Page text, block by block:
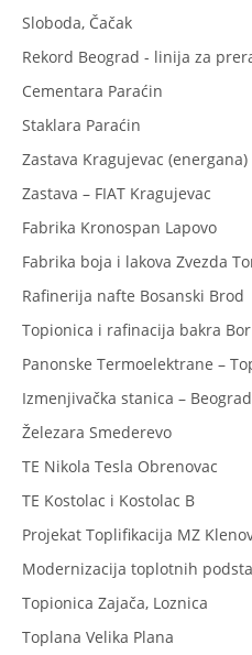
Sloboda, Čačak
Rekord Beograd - linija za
Cementara Paraćin
Staklara Paraćin
Zastava Kragujevac (energana)
Zastava – FIAT Kragujevac
Fabrika Kronospan Lapovo
Fabrika boja i lakova Zvezda
Rafinerija nafte Bosanski Brod
Topionica i rafinacija bakra Bor
Panonske Termoelektrane –
Izmenjivačka stanica –
Železara Smederevo
TE Nikola Tesla Obrenovac
TE Kostolac i Kostolac B
Projekat Toplifikacija MZ
Modernizacija toplotnih
Topionica Zajača, Loznica
Toplana Velika Plana